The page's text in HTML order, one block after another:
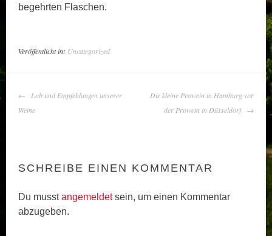
begehrten Flaschen.
Veröffentlicht in: Uncategorized
ARTIKEL-
NAVIGATION
Lob und Empfehlungen unserer
Weine
Die kleine Prowein in Hamburg vor
der Prowein in Düsseldorf
SCHREIBE EINEN KOMMENTAR
Du musstangemeldetsein, um einen Kommentar
abzugeben.